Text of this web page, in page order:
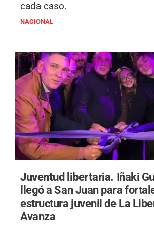
cada caso.
NACIONAL
Juventud libertaria. Iñaki
llegó a San Juan para
estructura juvenil de La
Avanza